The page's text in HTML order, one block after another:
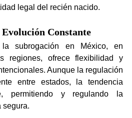
legal del recién nacido.
Constante
subrogación en México, en
regiones, ofrece flexibilidad y
Aunque la regulación
entre estados, la tendencia
permitiendo y regulando la
segura.